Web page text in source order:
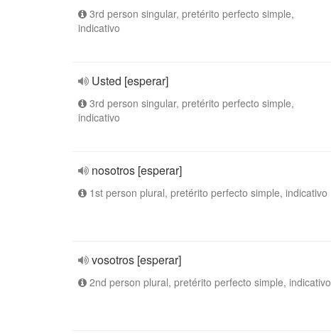
3rd person singular, pretérito perfecto simple,
indicativo
Usted [esperar]
3rd person singular, pretérito perfecto simple,
indicativo
nosotros [esperar]
1st person plural, pretérito perfecto simple, indicativo
vosotros [esperar]
2nd person plural, pretérito perfecto simple, indicativo